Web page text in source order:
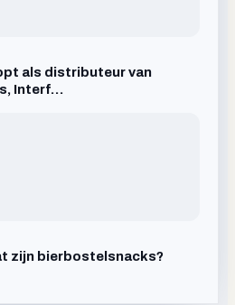
als distributeur van
Interf…
zijn bierbostelsnacks?